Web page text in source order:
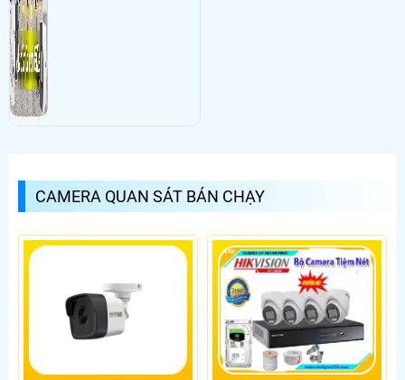
tôi muốn nhờ các a tư vấn giúp .hiện tôi xóa thẻ nhớ cửa camera và cài
đạt lai nhưng ko dc mà điện thoai tôi nó hiện lên chữ .tên đăng nhâp
hoăc mật khẩu lỗi .thê là thế nào mong các chỉ giúp >
Ngày: 23/12/2017
Rẻ Nhất Uy Tín
Chào anh Ngô Hội: những camera đó mình cài nó mới xoay với zoom ạ,
anh k muốn tự xoay và zoom thì reset camera lại mặc định nha.>
Ngày: 23/12/2017
Giá Rẻ Nhất Uy Tín
Rẻ Nhất Uy Tín
Tôi muốn mua camera ngụy trang>
Rẻ Nhất Uy Tín
Chào duc: bạn xem lại camera đã kết nối với mạng internet chưa? và
nhập mật khẩu camera có đúng không, nếu nhập quá nhiều camera sẽ bị
Ngày: 13/09/2017ducnói về Lắp Đặt Camera Giám Sát Tại Tphcm Giá
Rẻ Nhất Uy Tín
cho toi hoi sao camera kbvision 3001 toi cai roi ma cu bao khong ket noi
Ngày: 22/07/2017
nói về Lắp Đặt Camera Giám Sát Tại Tphcm Giá
Rẻ Nhất Uy Tín
CAMERA QUAN SÁT BÁN CHẠY